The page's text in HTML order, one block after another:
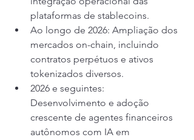
plataformas de stablecoins.
Ao longo de 2026: Ampliação dos
mercados on-chain, incluindo
contratos perpétuos e ativos
tokenizados diversos.
2026 e seguintes:
Desenvolvimento e adoção
crescente de agentes financeiros
autônomos com IA em